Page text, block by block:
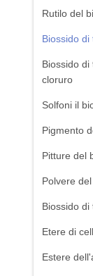
Rutilo del
Biossido di
Biossido
cloruro
Solfoni il
Pigmento
Pitture del
Polvere
Biossido di
Etere di
Estere